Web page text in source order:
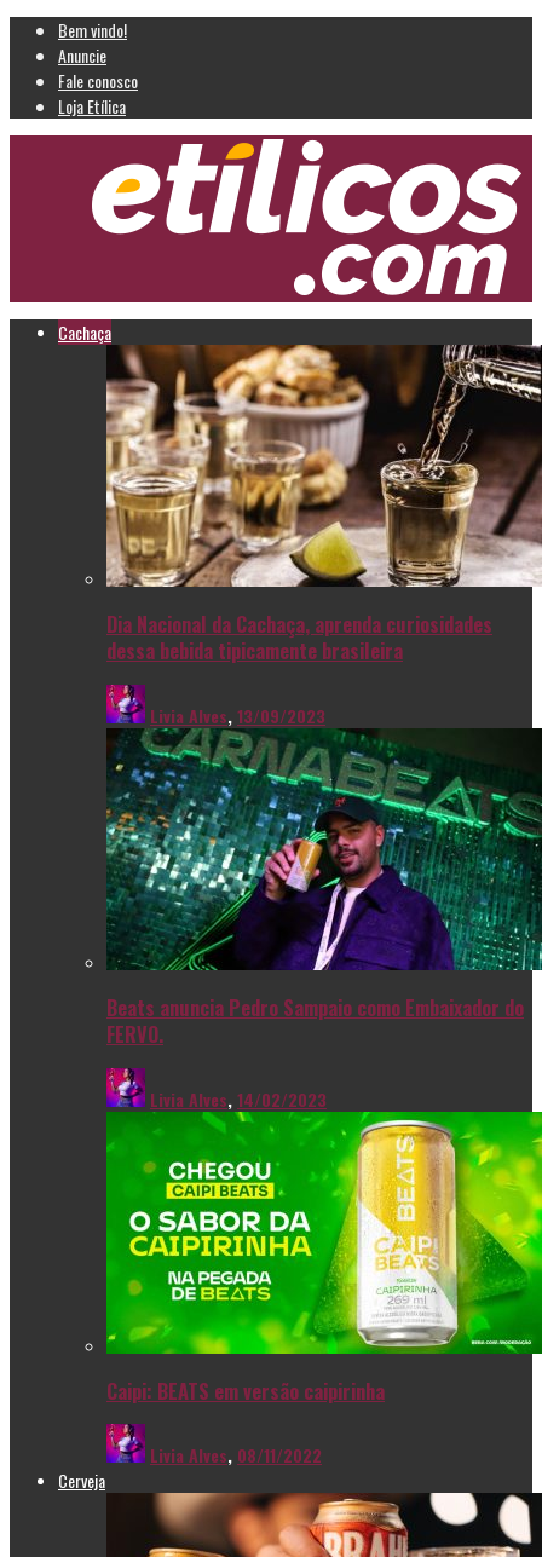
Bem vindo!
Anuncie
Fale conosco
Loja Etílica
Cachaça
Dia Nacional da Cachaça, aprenda curiosidades
dessa bebida tipicamente brasileira
Livia Alves,13/09/2023
Beats anuncia Pedro Sampaio como Embaixador do
FERVO.
Livia Alves,14/02/2023
Caipi: BEATS em versão caipirinha
Livia Alves, 08/11/2022
Cerveja